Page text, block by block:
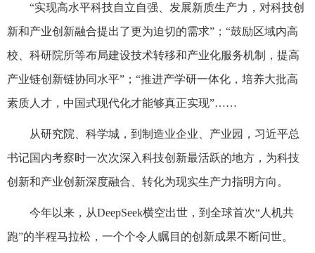
“实现高水平科技自立自强、发展新质生产力，对科技创
新和产业创新融合提出了更为迫切的需求”；“鼓励区域内高
校、科研院所等布局建设技术转移和产业化服务机制，提高
产业链创新链协同水平”；“推进产学研一体化，培养大批高
素质人才，中国式现代化才能够真正实现”……
从研究院、科学城，到制造业企业、产业园，习近平总
书记国内考察时一次次深入科技创新最活跃的地方，为科技
创新和产业创新深度融合、转化为现实生产力指明方向。
今年以来，从DeepSeek横空出世，到全球首次“人机共
跑”的半程马拉松，一个个令人瞩目的创新成果不断问世。